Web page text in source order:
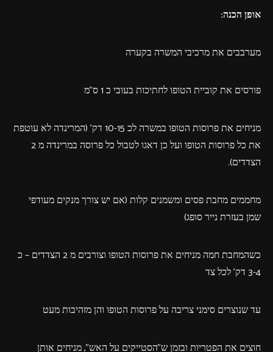
אופן הכנה:
מערבבים את מרכיבי המשרה בקערה
פורסים את קוביית הטופו לחתיכות בעובי כ 1 ס"מ
מניחים את פרוסות הטופו במשרה לכ 10-15 דק' (המרינדה לא עוטפת
את כל פרוסות הטופו ועל כן דאגו לטבול כל פרוסה במרינדה מ 2
הצדדים).
מחממים מחבת פסים ומשמנים קלות (אם יש צורך מנקים מעודפי
שמן בעזרת נייר סופג)
כשהמחבת חמה מניחים את פרוסות הטופו וצורבים מ 2 הצדדים – כ
3-4 דק' לכל צד
עד שנוצרים סימני צריבה על פרוסות הטופו והן מזהיבות מעט
חוצים את הפטריות ובזמן ש"הסטייקים על האש", מניחים אותן